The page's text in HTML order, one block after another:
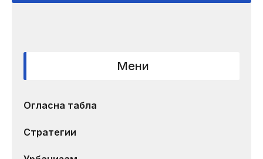
Мени
Огласна табла
Стратегии